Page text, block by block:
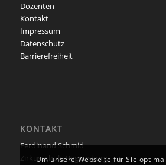
Dozenten
Kontakt
Impressum
Datenschutz
Barrierefreiheit
KONTAKT
Ferdinand Schmid
Zirkusschule Regensburg
Um unsere Webseite für Sie